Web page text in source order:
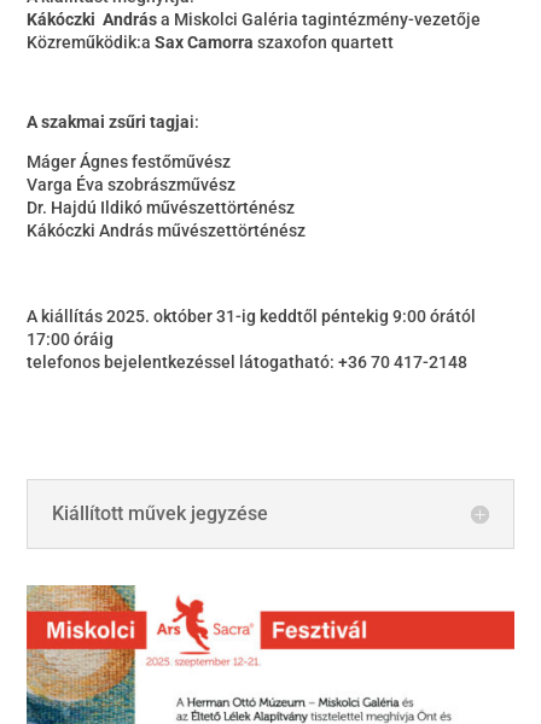
Kákóczki Andrása Miskolci Galéria tagintézmény-vezetője
Közreműködik:aSax Camorra szaxofon quartett
A szakmai zsűri tagjai:
Máger Ágnes festőművész
Varga Éva szobrászművész
Dr. Hajdú Ildikó művészettörténész
Kákóczki András művészettörténész
A kiállítás 2025. október 31-ig keddtől péntekig 9:00 órától
17:00 óráig
telefonos bejelentkezéssel látogatható: +36 70 417-2148
Kiállított művek jegyzése